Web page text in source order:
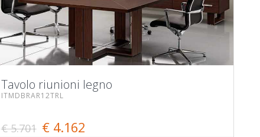
Tavolo riunioni legno
ITMDBRAR12TRL
€ 5.701 € 4.162